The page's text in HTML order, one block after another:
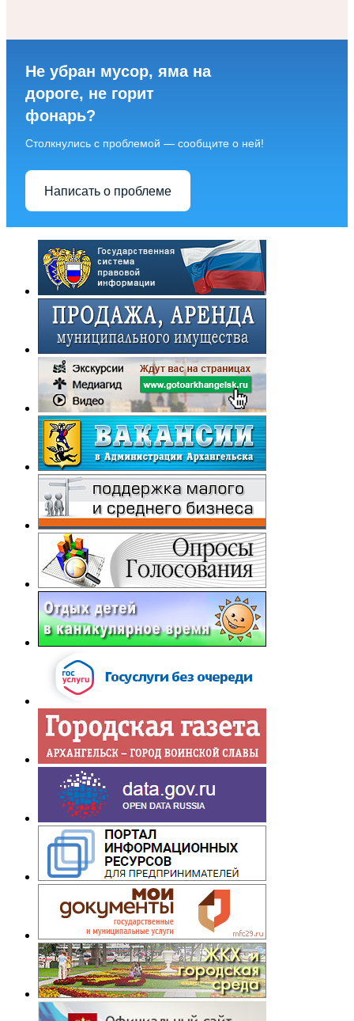
Не убран мусор, яма на
дороге, не горит
фонарь?
Столкнулись с проблемой — сообщите о ней!
Написать о проблеме